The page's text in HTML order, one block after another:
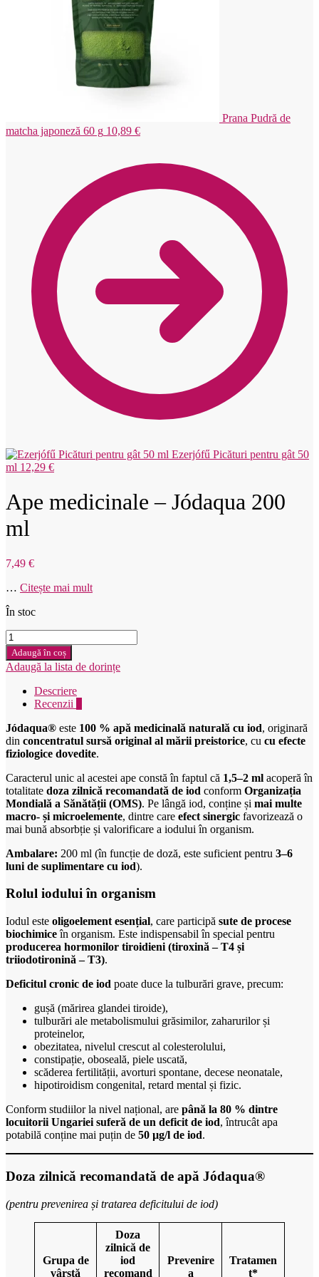
Prana Pudră de
matcha japoneză 60 g 10,89 €
Ezerjófű Picături pentru gât 50
ml 12,29 €
Ape medicinale – Jódaqua 200
ml
7,49 €
… Citește mai mult
În stoc
Cantitate
Liečivé
vody
-
Jódaqua
Adaugă în coș
Adaugă la lista de dorințe
Descriere
Recenzii
Jódaqua® este 100 % apă medicinală naturală cu iod, originară
din concentratul sursă original al mării preistorice, cu cu efecte
fiziologice dovedite.
Caracterul unic al acestei ape constă în faptul că 1,5–2 ml acoperă în
totalitate doza zilnică recomandată de iod conform Organizația
Mondială a Sănătății (OMS). Pe lângă iod, conține și mai multe
macro- și microelemente, dintre care efect sinergic favorizează o
mai bună absorbție și valorificare a iodului în organism.
Ambalare: 200 ml (în funcție de doză, este suficient pentru 3–6
luni de suplimentare cu iod).
Rolul iodului în organism
Iodul este oligoelement esențial, care participă sute de procese
biochimiceîn organism. Este indispensabil în special pentru
producerea hormonilor tiroidieni (tiroxină – T4 și
triiodotironină – T3).
Deficitul cronic de iod poate duce la tulburări grave, precum:
gușă (mărirea glandei tiroide),
tulburări ale metabolismului grăsimilor, zaharurilor și
proteinelor,
obezitatea, nivelul crescut al colesterolului,
constipație, oboseală, piele uscată,
scăderea fertilității, avorturi spontane, decese neonatale,
hipotiroidism congenital, retard mental și fizic.
Conform studiilor la nivel național, are până la 80 % dintre
locuitorii Ungariei suferă de un deficit de iod, întrucât apa
potabilă conține mai puțin de 50 µg/l de iod.
Doza zilnică recomandată de apă Jódaqua®
(pentru prevenirea și tratarea deficitului de iod)
Grupa de
vârstă
Doza
zilnică de
iod
recomand
Prevenire
a
Tratamen
t*